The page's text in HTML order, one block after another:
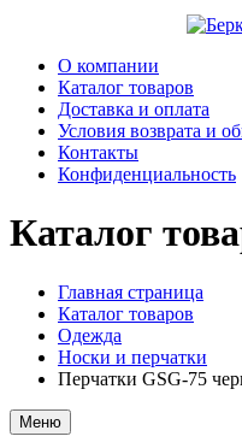
О компании
Каталог товаров
Доставка и оплата
Условия возврата и
Контакты
Конфиденциальность
Каталог
Главная страница
Каталог товаров
Одежда
Носки и перчатки
Перчатки GSG-75
Меню